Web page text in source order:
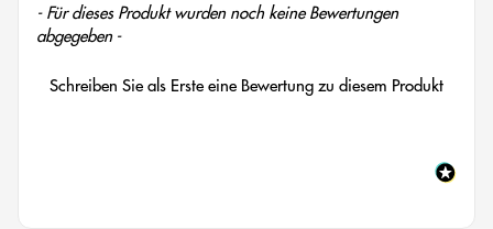
- Für dieses Produkt wurden noch keine Bewertungen
abgegeben -
Schreiben Sie als Erste eine Bewertung zu diesem Produkt
New content loaded